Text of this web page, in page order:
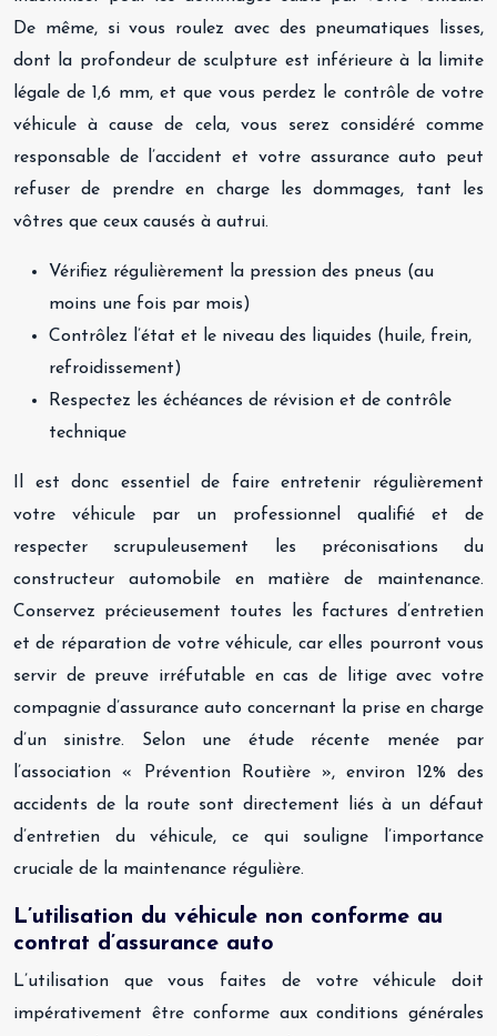
De même, si vous roulez avec des pneumatiques lisses,
dont la profondeur de sculpture est inférieure à la limite
légale de 1,6 mm, et que vous perdez le contrôle de votre
véhicule à cause de cela, vous serez considéré comme
responsable de l’accident et votre assurance auto peut
refuser de prendre en charge les dommages, tant les
vôtres que ceux causés à autrui.
Vérifiez régulièrement la pression des pneus (au
moins une fois par mois)
Contrôlez l’état et le niveau des liquides (huile, frein,
refroidissement)
Respectez les échéances de révision et de contrôle
technique
Il est donc essentiel de faire entretenir régulièrement
votre véhicule par un professionnel qualifié et de
respecter scrupuleusement les préconisations du
constructeur automobile en matière de maintenance.
Conservez précieusement toutes les factures d’entretien
et de réparation de votre véhicule, car elles pourront vous
servir de preuve irréfutable en cas de litige avec votre
compagnie d’assurance auto concernant la prise en charge
d’un sinistre. Selon une étude récente menée par
l’association « Prévention Routière », environ 12% des
accidents de la route sont directement liés à un défaut
d’entretien du véhicule, ce qui souligne l’importance
cruciale de la maintenance régulière.
L’utilisation du véhicule non conforme au
contrat d’assurance auto
L’utilisation que vous faites de votre véhicule doit
impérativement être conforme aux conditions générales